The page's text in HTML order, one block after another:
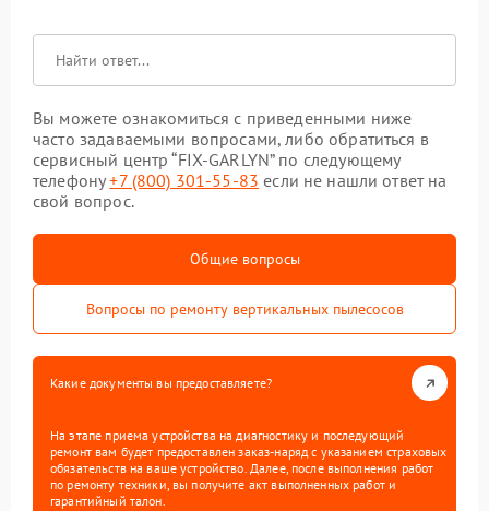
Вы можете ознакомиться с приведенными ниже
часто задаваемыми вопросами, либо обратиться в
сервисный центр “FIX-GARLYN” по следующему
телефону+7 (800) 301-55-83 если не нашли ответ на
свой вопрос.
Общие вопросы
Вопросы по ремонту вертикальных пылесосов
Какие документы вы предоставляете?
На этапе приема устройства на диагностику и последующий
ремонт вам будет предоставлен заказ-наряд с указанием страховых
обязательств на ваше устройство. Далее, после выполнения работ
по ремонту техники, вы получите акт выполненных работ и
гарантийный талон.